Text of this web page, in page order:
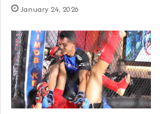
January 24, 2026